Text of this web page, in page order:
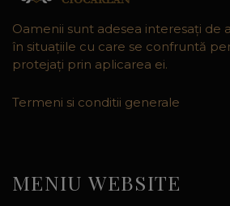
Oamenii sunt adesea interesaţi de
în situaţiile cu care se confruntă
protejaţi prin aplicarea ei.
Termeni si conditii generale
MENIU WEBSITE